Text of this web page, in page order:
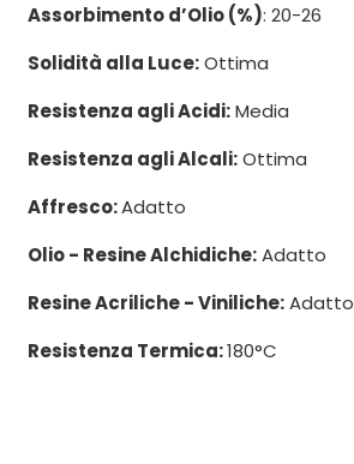
Assorbimento d’Olio (%): 20-26
Solidità alla Luce:Ottima
Resistenza agli Acidi:Media
Resistenza agli Alcali:Ottima
Affresco:Adatto
Olio - Resine Alchidiche:Adatto
Resine Acriliche - Viniliche:Adatto
Resistenza Termica:180°C